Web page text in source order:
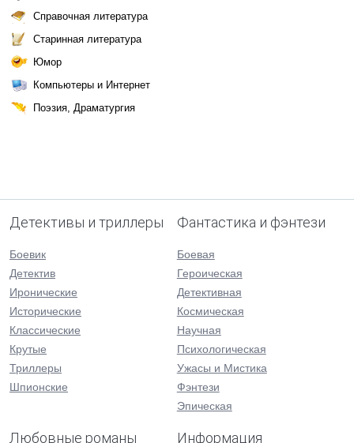
Справочная литература
Старинная литература
Юмор
Компьютеры и Интернет
Поэзия, Драматургия
Детективы и триллеры
Боевик
Детектив
Иронические
Исторические
Классические
Крутые
Триллеры
Шпионские
Фантастика и фэнтези
Боевая
Героическая
Детективная
Космическая
Научная
Психологическая
Ужасы и Мистика
Фэнтези
Эпическая
Любовные романы Информация